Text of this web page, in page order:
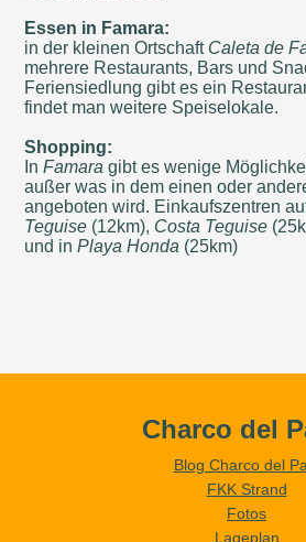
Essen in Famara:
in der kleinen Ortschaft Caleta de
mehrere Restaurants, Bars und
Feriensiedlung gibt es ein
findet man weitere Speiselokale.
Shopping:
InFamara gibt es wenige
außer was in dem einen oder
angeboten wird. Einkaufszentren
Teguise (12km), Costa Teguise
und inPlaya Honda (25km)
Charco del
Blog Charco del
FKK Strand
Fotos
Lageplan